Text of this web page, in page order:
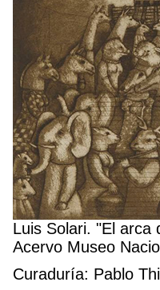
Luis Solari. "El arca
Acervo Museo
Curaduría: Pablo